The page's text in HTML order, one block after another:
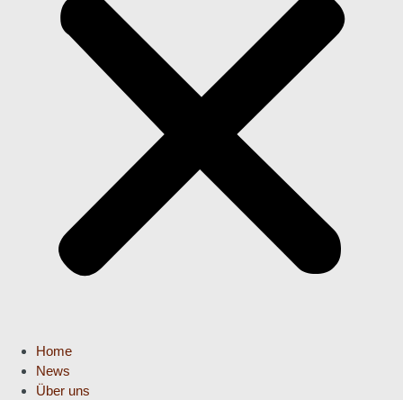
Home
News
Über uns